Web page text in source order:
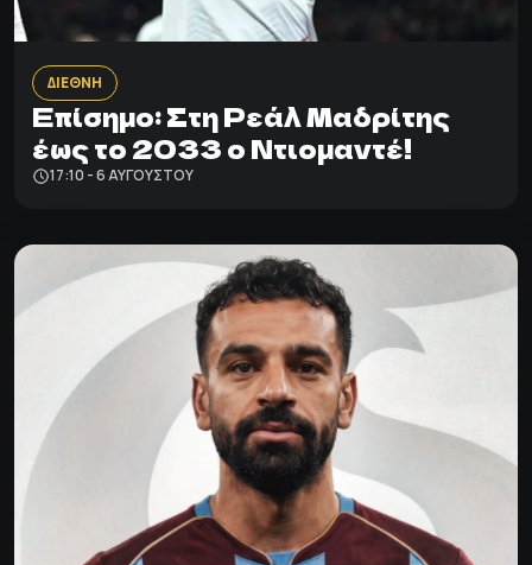
ΔΙΕΘΝΗ
Επίσημο: Στη Ρεάλ Μαδρίτης
έως το 2033 ο Ντιομαντέ!
17:10 - 6 ΑΥΓΟΎΣΤΟΥ